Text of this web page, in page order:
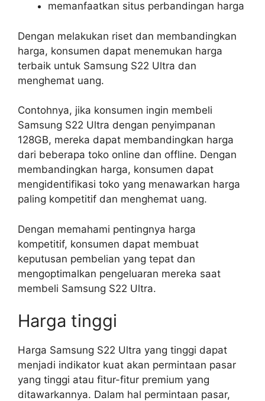
memanfaatkan situs perbandingan harga
Dengan melakukan riset dan membandingkan
harga, konsumen dapat menemukan harga
terbaik untuk Samsung S22 Ultra dan
menghemat uang.
Contohnya, jika konsumen ingin membeli
Samsung S22 Ultra dengan penyimpanan
128GB, mereka dapat membandingkan harga
dari beberapa toko online dan offline. Dengan
membandingkan harga, konsumen dapat
mengidentifikasi toko yang menawarkan harga
paling kompetitif dan menghemat uang.
Dengan memahami pentingnya harga
kompetitif, konsumen dapat membuat
keputusan pembelian yang tepat dan
mengoptimalkan pengeluaran mereka saat
membeli Samsung S22 Ultra.
Harga tinggi
Harga Samsung S22 Ultra yang tinggi dapat
menjadi indikator kuat akan permintaan pasar
yang tinggi atau fitur-fitur premium yang
ditawarkannya. Dalam hal permintaan pasar,